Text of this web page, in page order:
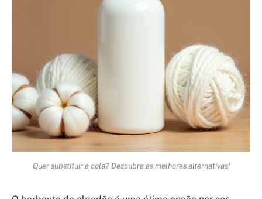
Quer substituir a cola? Descubra as melhores alternativas!